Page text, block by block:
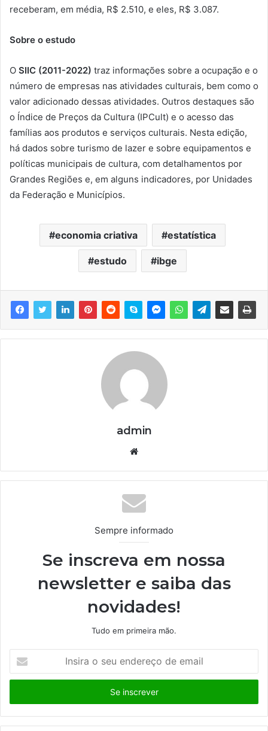
receberam, em média, R$ 2.510, e eles, R$ 3.087.
Sobre o estudo
O SIIC (2011-2022) traz informações sobre a ocupação e o
número de empresas nas atividades culturais, bem como o
valor adicionado dessas atividades. Outros destaques são
o Índice de Preços da Cultura (IPCult) e o acesso das
famílias aos produtos e serviços culturais. Nesta edição,
há dados sobre turismo de lazer e sobre equipamentos e
políticas municipais de cultura, com detalhamentos por
Grandes Regiões e, em alguns indicadores, por Unidades
da Federação e Municípios.
economia criativa estatística
estudo ibge
admin
te
Sempre informado
Se inscreva em nossa
newsletter e saiba das
novidades!
Tudo em primeira mão.
s
r
a